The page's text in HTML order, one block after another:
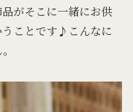
がそこに一緒にお供
うことです♪こんなに